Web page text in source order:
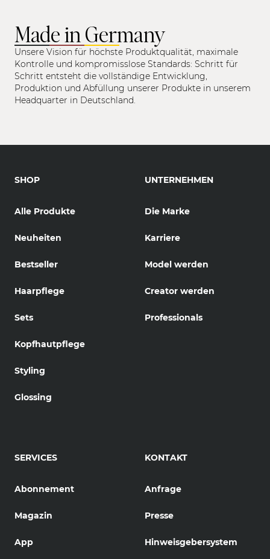
Made in Germany
Unsere Vision für höchste Produktqualität, maximale
Kontrolle und kompromisslose Standards: Schritt für
Schritt entsteht die vollständige Entwicklung,
Produktion und Abfüllung unserer Produkte in unserem
Headquarter in Deutschland.
SHOP
Alle Produkte
Neuheiten
Bestseller
Haarpflege
Sets
Kopfhautpflege
Styling
Glossing
UNTERNEHMEN
Die Marke
Karriere
Model werden
Creator werden
Professionals
SERVICES
Abonnement
Magazin
App
KONTAKT
Anfrage
Presse
Hinweisgebersystem